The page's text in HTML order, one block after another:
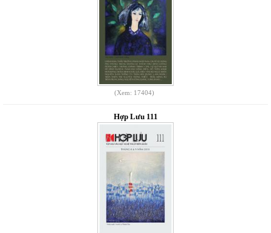
(Xem: 17404)
Hợp Lưu 111